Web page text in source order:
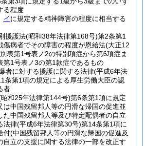
る程度
イに規定する精神障害の程度に相当する
援護法(昭和38年法律第168号)第2条第1
傷病者でその障害の程度が恩給法(大正12
別表第1号表ノ2の特別項症から第6項症ま
第1号表ノ3の第1款症であるもの
者に対する援護に関する法律(平成6年法
条第1項の規定による厚生労働大臣の認
者
和25年法律第144号)第6条第1項に規定
は中国残留邦人等の円滑な帰国の促進並
た中国残留邦人等及び特定配偶者の自立
法律(平成6年法律第30号)第14条第1項に
付(中国残留邦人等の円滑な帰国の促進及
自立の支援に関する法律の一部を改正す